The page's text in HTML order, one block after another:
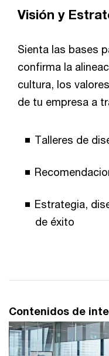
Visión y
Sienta las bases
confirma la
cultura, los
de tu empresa a
Talleres de
Estrategia,
de éxito
Contenidos de